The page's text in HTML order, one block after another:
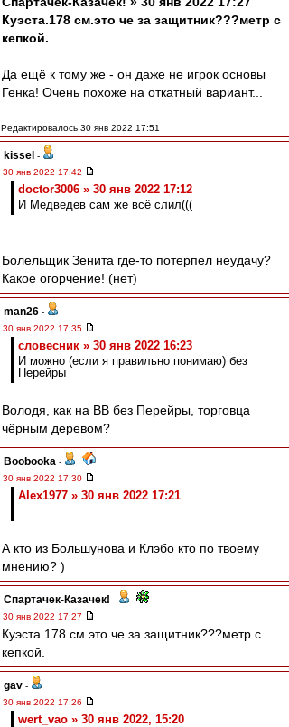
Куэста.178 см.это че за защитник???метр с
кепкой.
Да ещё к тому же - он даже не игрок основы
Генка! Очень похоже на откатный вариант...
Редактировалось 30 янв 2022 17:51
kissel -
30 янв 2022 17:42
doctor3006 » 30 янв 2022 17:12
И Медведев сам же всё слил(((
Болельщик Зенита где-то потерпел неудачу?
Какое огорчение! (нет)
man26 -
30 янв 2022 17:35
словесник » 30 янв 2022 16:23
И можно (если я правильно понимаю) без
Перейры
Володя, как на ВВ без Перейры, торговца
чёрным деревом?
Boobooka -
30 янв 2022 17:30
Alex1977 » 30 янв 2022 17:21
А кто из Большунова и Клэбо кто по твоему
мнению? )
Спартачек-Казачек! -
30 янв 2022 17:27
Куэста.178 см.это че за защитник???метр с
кепкой.
gav -
30 янв 2022 17:26
wert_vao » 30 янв 2022, 15:20